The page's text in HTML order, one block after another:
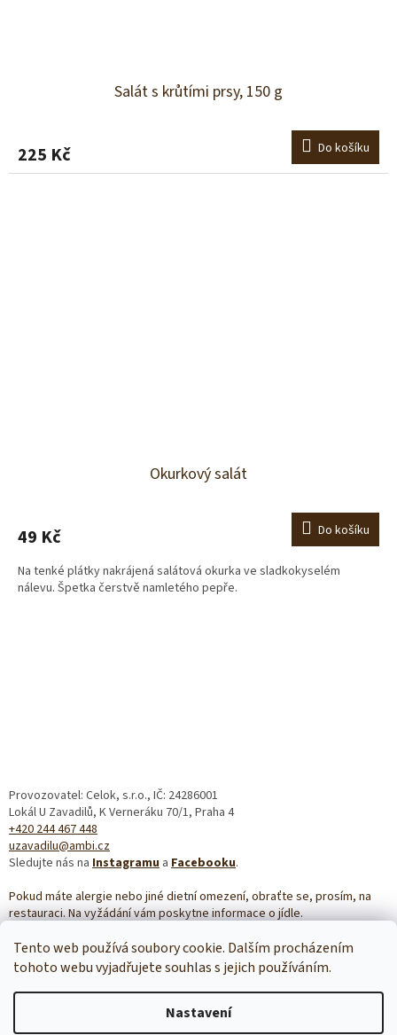
Tento web používá soubory cookie. Dalším procházením
tohoto webu vyjadřujete souhlas s jejich používáním.
Nastavení
Salát s krůtími prsy, 150 g
225 Kč Do košíku
Okurkový salát
49 Kč Do košíku
Na tenké plátky nakrájená salátová okurka ve sladkokyselém
nálevu. Špetka čerstvě namletého pepře.
Provozovatel: Celok, s.r.o., IČ: 24286001
Lokál U Zavadilů, K Verneráku 70/1, Praha 4
+420 244 467 448
uzavadilu@ambi.cz
Sledujte nás na Instagramu a Facebooku.
Pokud máte alergie nebo jiné dietní omezení, obraťte se, prosím, na
restauraci. Na vyžádání vám poskytne informace o jídle.
Vytvořil Shoptet